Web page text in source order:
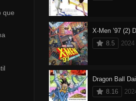
que
X-Men ’97 (2)
8.5
2024
Dragon Ball
8.16